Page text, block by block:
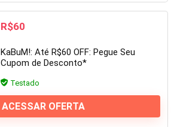
R$60
KaBuM!: Até R$60 OFF: Pegue Seu
Cupom de Desconto*
Testado
ACESSAR OFERTA